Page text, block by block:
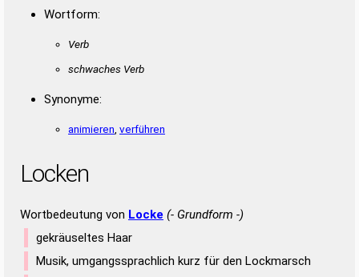
Wortform:
Verb
schwaches Verb
Synonyme:
animieren verführen
Locken
Wortbedeutung von Locke (- Grundform -)
gekräuseltes Haar
Musik, umgangssprachlich kurz für den Lockmarsch